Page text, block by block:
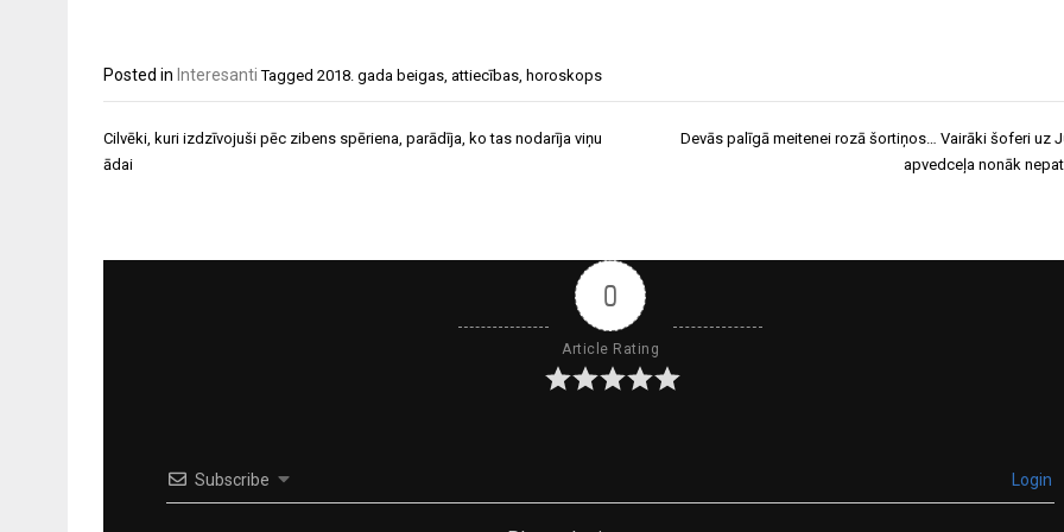
Posted in Interesanti Tagged 2018. gada beigas, attiecības, horoskops
Ziņu
izvēlne
Cilvēki, kuri izdzīvojuši pēc zibens spēriena, parādīja, ko tas nodarīja viņu
ādai
Devās palīgā meitenei rozā šortiņos… Vairāki šoferi uz
apvedceļa nonāk
0
Article Rating
Subscribe Login